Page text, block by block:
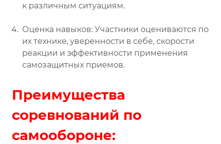
к различным ситуациям.
Оценка навыков: Участники оцениваются по
их технике, уверенности в себе, скорости
реакции и эффективности применения
самозащитных приемов.
Преимущества
соревнований по
самообороне: